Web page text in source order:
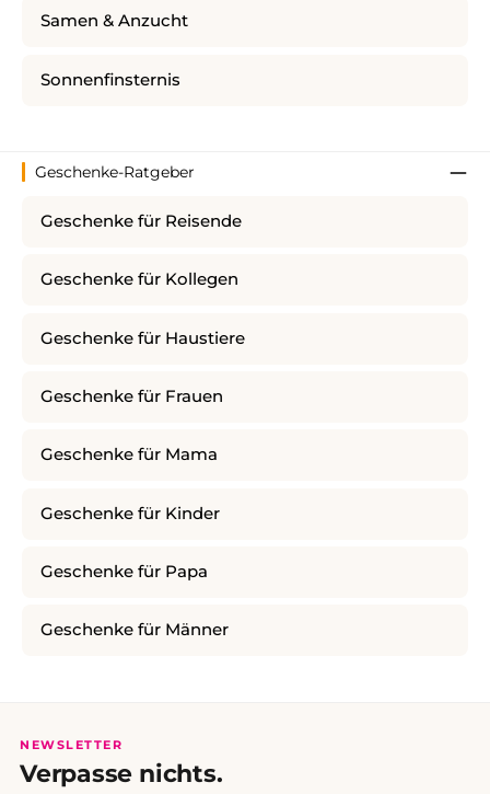
Samen & Anzucht
Sonnenfinsternis
Geschenke-Ratgeber
Geschenke für Reisende
Geschenke für Kollegen
Geschenke für Haustiere
Geschenke für Frauen
Geschenke für Mama
Geschenke für Kinder
Geschenke für Papa
Geschenke für Männer
NEWSLETTER
Verpasse nichts.